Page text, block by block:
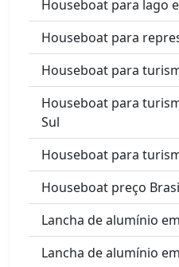
Houseboat para lago
Houseboat para
Houseboat para
Houseboat para
Sul
Houseboat para
Houseboat preço
Lancha de alumínio
Lancha de alumínio